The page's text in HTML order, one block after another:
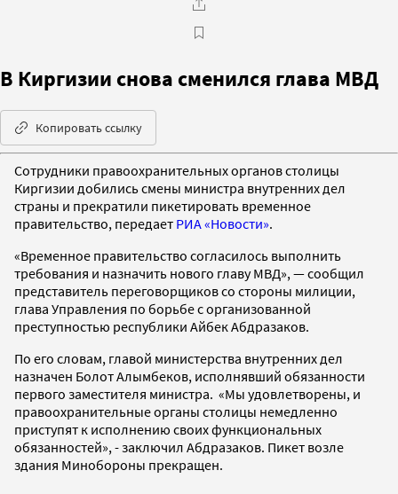
В Киргизии снова сменился глава МВД
Копировать ссылку
Сотрудники правоохранительных органов столицы
Киргизии добились смены министра внутренних дел
страны и прекратили пикетировать временное
правительство, передает РИА «Новости».
«Временное правительство согласилось выполнить
требования и назначить нового главу МВД», — сообщил
представитель переговорщиков со стороны милиции,
глава Управления по борьбе с организованной
преступностью республики Айбек Абдразаков.
По его словам, главой министерства внутренних дел
назначен Болот Алымбеков, исполнявший обязанности
первого заместителя министра. «Мы удовлетворены, и
правоохранительные органы столицы немедленно
приступят к исполнению своих функциональных
обязанностей», - заключил Абдразаков. Пикет возле
здания Минобороны прекращен.